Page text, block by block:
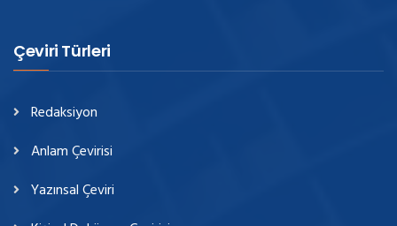
Çeviri Türleri
Redaksiyon
Anlam Çevirisi
Yazınsal Çeviri